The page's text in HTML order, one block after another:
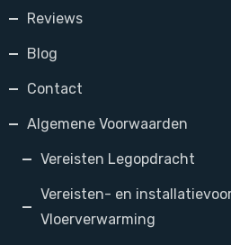
Reviews
Blog
Contact
Algemene Voorwaarden
Vereisten Legopdracht
Vereisten- en
Vloerverwarming